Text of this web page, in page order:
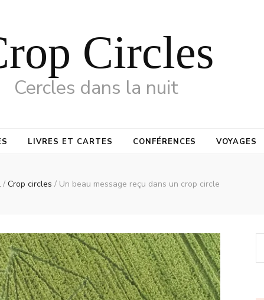
Circles
Cercles dans la nuit
LIVRES ET CARTES CONFÉRENCES VOYAGES
/ Crop circles / Un beau message reçu dans un crop circle